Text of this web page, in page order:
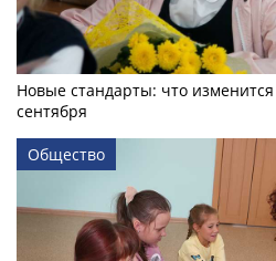
Новые стандарты: что изменится
сентября
Общество